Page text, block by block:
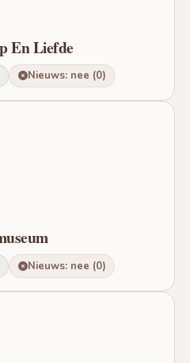
En Liefde
Nieuws: nee (0)
Nieuws: nee (0)